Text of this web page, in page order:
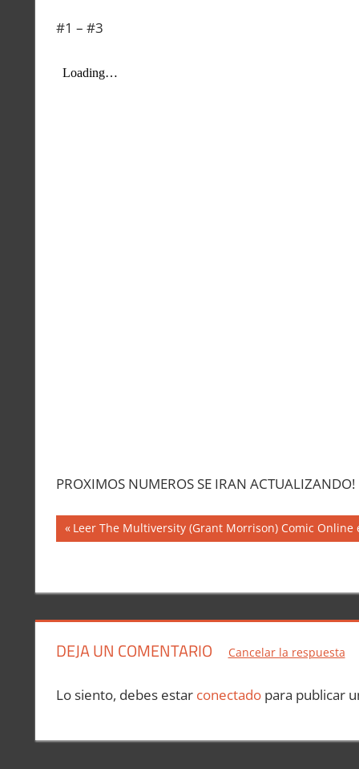
#1 – #3
PROXIMOS NUMEROS SE IRAN ACTUALIZANDO!
Navegación
entradas
Entrada
anterior:
Leer The Multiversity (Grant Morrison) Comic Online
DEJA UN COMENTARIO Cancelar la respuesta
Lo siento, debes estar conectadopara publicar